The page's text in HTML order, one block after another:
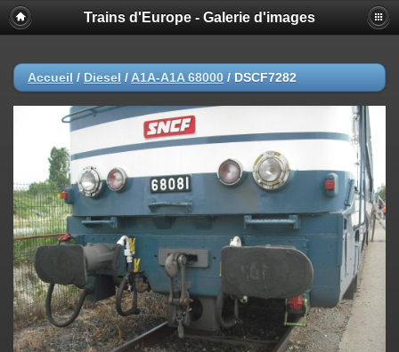
Trains d'Europe - Galerie d'images
Accueil / Diesel / A1A-A1A 68000 / DSCF7282